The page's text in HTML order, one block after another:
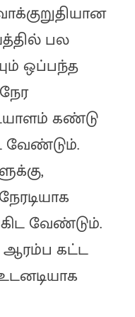
பல
ஒப்பந்த
கண்டு
வேண்டும்.
வேண்டும்.
ஆரம்ப கட்ட